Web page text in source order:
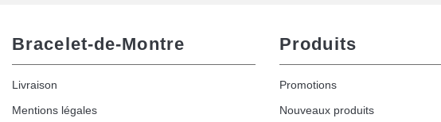
Bracelet-de-Montre
Livraison
Mentions légales
Produits
Promotions
Nouveaux produits